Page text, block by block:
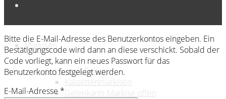
Markisen
Terrasse & Balkon
Kassettenmarkisen
Gelenkarm-Markise offen
Bitte die E-Mail-Adresse des Benutzerkontos eingeben. Ein
Bestätigungscode wird dann an diese verschickt. Sobald der
Code vorliegt, kann ein neues Passwort für das
Benutzerkonto festgelegt werden.
E-Mail-Adresse*